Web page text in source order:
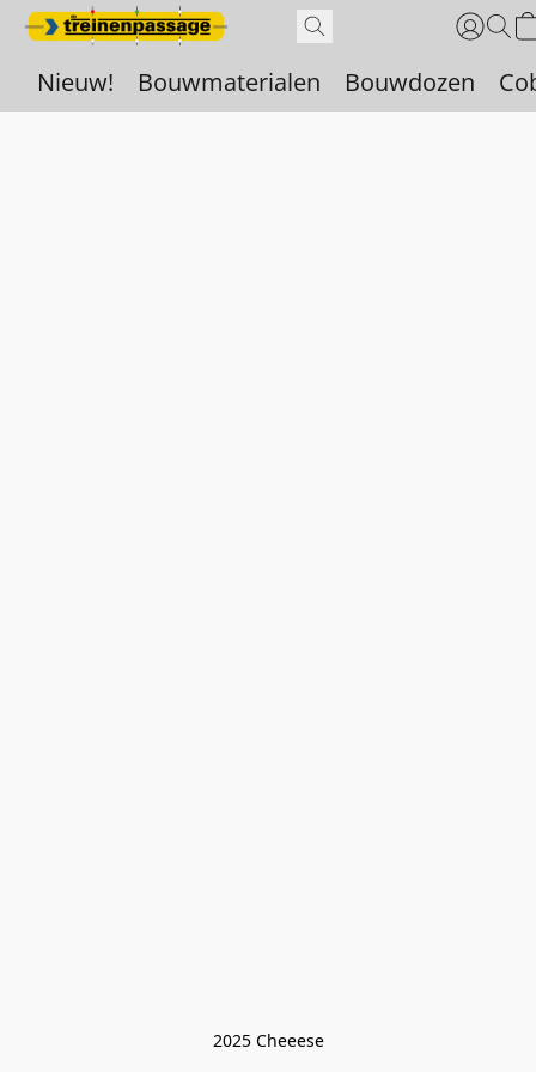
Nieuw! Bouwmaterialen Bouwdozen
2025 Cheeese